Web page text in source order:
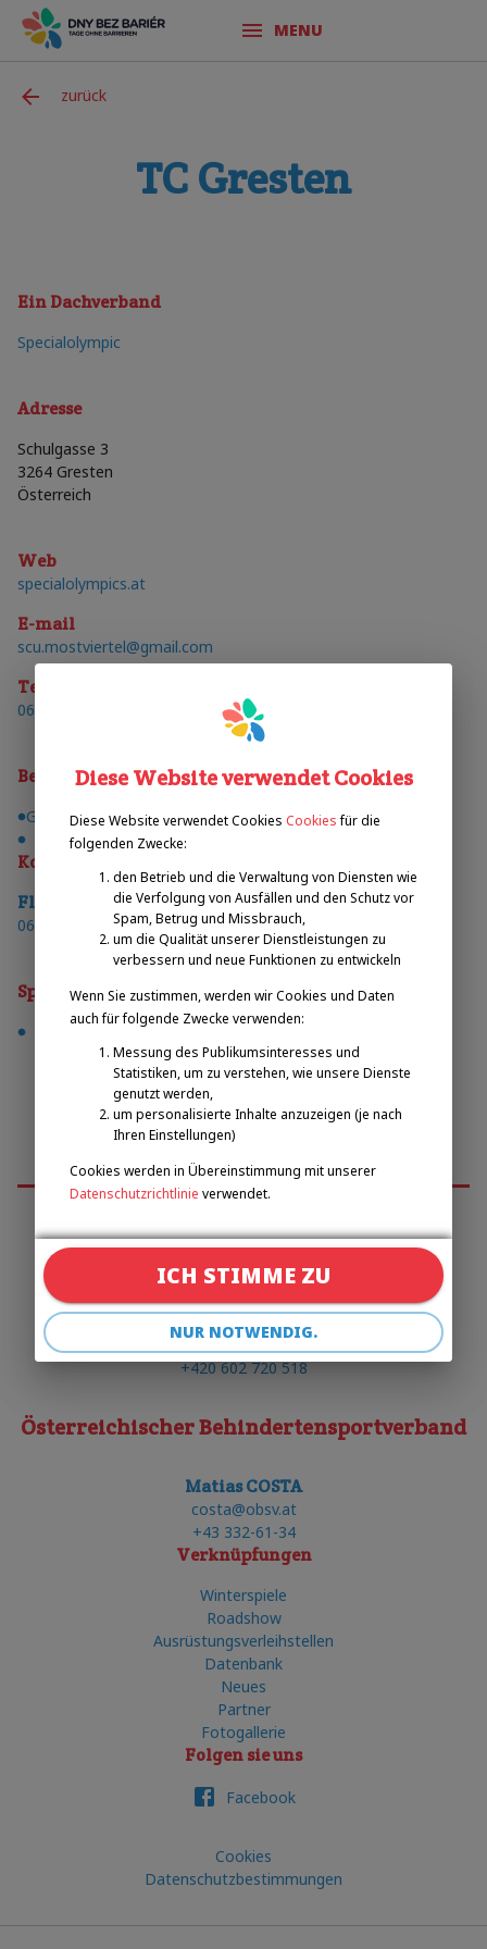
MENU
zurück
TC Gresten
Ein Dachverband
Specialolympic
Adresse
Schulgasse 3
3264 Gresten
Österreich
Web
specialolympics.at
E-mail
scu.mostviertel@gmail.com
Telefon
0676/9181727
Behinderungen
Geistige Behinderung
Schwerhörig
Kontakte
Florian
Kogler
telefon
0676/9181727
Sporty
Emilova sportovní, z.s.
Pavel Zbožínek
zbozinek@emilova-sportovni.cz
+420 602 720 518
Österreichischer Behindertensportverband
Matias COSTA
costa@obsv.at
+43 332-61-34
Verknüpfungen
Winterspiele
Roadshow
Ausrüstungsverleihstellen
Datenbank
Neues
Partner
Fotogallerie
Folgen sie uns
Facebook
Cookies
Datenschutzbestimmungen
Diese Website verwendet Cookies
Diese Website verwendet Cookies Cookies für die
folgenden Zwecke:
den Betrieb und die Verwaltung von Diensten wie
die Verfolgung von Ausfällen und den Schutz vor
Spam, Betrug und Missbrauch,
um die Qualität unserer Dienstleistungen zu
verbessern und neue Funktionen zu entwickeln
Wenn Sie zustimmen, werden wir Cookies und Daten
auch für folgende Zwecke verwenden:
Messung des Publikumsinteresses und
Statistiken, um zu verstehen, wie unsere Dienste
genutzt werden,
um personalisierte Inhalte anzuzeigen (je nach
Ihren Einstellungen)
Cookies werden in Übereinstimmung mit unserer
Datenschutzrichtlinie verwendet.
NUR NOTWENDIG.
ICH STIMME ZU